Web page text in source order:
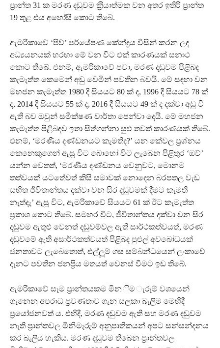
ප‍්‍රාන්ත 31 ක මරණ දඬුවම ක‍්‍රියාත්මක වන අතර ඉතිරි ප‍්‍රාන්ත
19 තුළ එය අහෝසි කොට තිබේ.
ඇමරිකාවේ ‘පිව්’ පර්යේෂණ කේන්ද්‍රය විසින් කරන ලද
අධ්‍යයනයක් හරහා මේ වන විට එක් කාරණයක් සනාථ
කොට තිබේ. එනම්, ඇමරිකාවේ පවා, මරණ දඬුවම පිළිබඳ
කැමැත්ත කෙමෙන් අඩු වෙමින් පවතින බවයි. මේ සඳහා වන
මහජන කැමැත්ත 1980 දී සියයට 80 ක් ද, 1996 දී සියයට 78 ක්
ද, 2014 දී සියයට 55 ක් ද, 2016 දී සියයට 49 ක් ද දක්වා අඩු වී
ඇති බව ඔවුන් සමීක්ෂණ වාර්තා පෙන්වා දෙයි. මේ මහජන
කැමැත්ත පිළිබඳව ඉතා සිත්ගන්නා සුළු තවත් කාරණයක් තිබේ.
එනම්, ‘මරණීය දණ්ඩනයට කැමතිද?’ යන කේවල ප‍්‍රශ්නය
කෙනෙකුගෙන් ඇසූ විට බොහෝ විට ලැබෙන පිළිතුර ‘ඔව්’
යන්න වෙතත්, ‘මරණීය දණ්ඩනය වෙනුවට, මොනම
තත්වයක් යටතේවත් කිසි සමාවක් නොදෙන බරපතල වැඩ
සහිත ජීවිතාන්තය දක්වා වන සිර දඬුවමක් දීමට කැමති
නැත්දැ’ ඇසූ විට, ඇමරිකාවේ සියයට 61 ක් ඊට කැමැත්ත
ප‍්‍රකාශ කොට තිබේ. සමහර විට, ජීවිතාන්තය දක්වා වන සිර
දඬුවම ඇතුළු වෙනත් දඬුවම්වල ඇති සාර්ථකත්වයත්, මරණ
දඬුවමේ ඇති අසාර්ථකත්වයත් පිළිබඳ පුළුල් අවබෝධයක්
ජනතාවට ලැබෙතොත්, එල්ලූම් ගස සම්බන්ධයෙන් ලංකාවේ
දැනට පවතින ජනප‍්‍රිය මතයත් වෙනස් වීමට ඉඩ තිබේ.
ඇමරිකාවේ සෑම ප‍්‍රාන්තයකම මින ිම ැරුම් වශයෙන්
ගැනෙන අපරාධ ප‍්‍රවණතාව ගැන සලකා බැලීම මෙහිදී
ප‍්‍රයෝජනවත් ය. එහිදී, මරණ දඬුවම ඇති සහ මරණ දඬුවම
නැති ප‍්‍රාන්තවල මිනි මැරුම් අනුපාතිකයන් අපට සන්සන්දනය
කර බැලිය හැකිය. මරණ දඬුවම තිබෙන ප‍්‍රාන්තවල